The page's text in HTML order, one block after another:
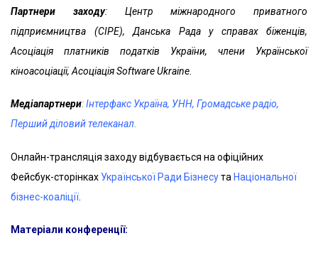
Партнери заходу:Центр міжнародного приватного
підприємництва (CIPE), Данська Рада у справах біженців,
Асоціація платників податків України, члени Української
кіноасоціації, Асоціація Software Ukraine.
Медіапартнери:Інтерфакс Україна, УНН, Громадське радіо,
Перший діловий телеканал.
Онлайн-трансляція заходу відбувається на офіційних
Фейсбук-сторінках Української Ради Бізнесута Національної
бізнес-коаліції
Матеріали конференції: